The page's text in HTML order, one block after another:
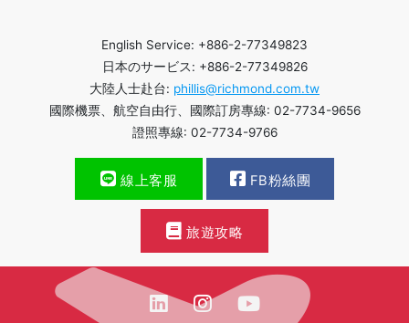
English Service: +886-2-77349823
日本のサービス: +886-2-77349826
大陸人士赴台: phillis@richmond.com.tw
國際機票、航空自由行、國際訂房專線: 02-7734-9656
證照專線: 02-7734-9766
線上客服 FB粉絲團
旅遊攻略